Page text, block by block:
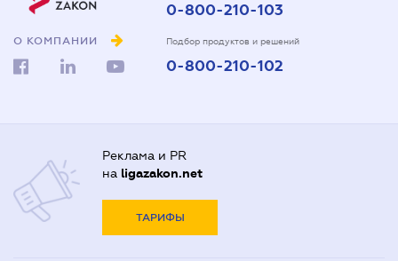
О КОМПАНИИ
0-800-210-103
Подбор продуктов и решений
0-800-210-102
Реклама и PR
на ligazakon.net
ТАРИФЫ